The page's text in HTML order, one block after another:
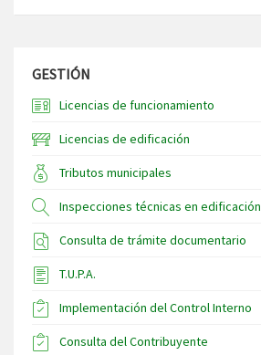
GESTIÓN
Licencias de funcionamiento
Licencias de edificación
Tributos municipales
Inspecciones técnicas en edificación
Consulta de trámite documentario
T.U.P.A.
Implementación del Control Interno
Consulta del Contribuyente